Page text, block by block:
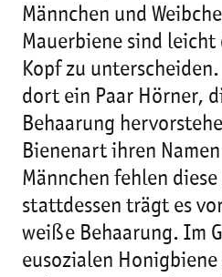
Männchen und
Mauerbiene sind leicht
Kopf zu
dort ein Paar Hörner,
Behaarung
Bienenart ihren
Männchen fehlen
stattdessen trägt es
weiße Behaarung. Im
eusozialen